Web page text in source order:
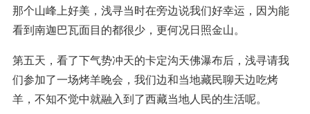
那个山峰上好美，浅寻当时在旁边说我们好幸运，因为能
看到南迦巴瓦面目的都很少，更何况日照金山。
第五天，看了下气势冲天的卡定沟天佛瀑布后，浅寻请我
们参加了一场烤羊晚会，我们边和当地藏民聊天边吃烤
羊，不知不觉中就融入到了西藏当地人民的生活呢。